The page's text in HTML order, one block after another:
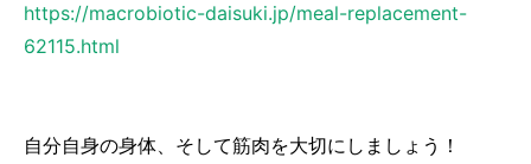
https://macrobiotic-daisuki.jp/meal-replacement-
62115.html
自分自身の身体、そして筋肉を大切にしましょう！